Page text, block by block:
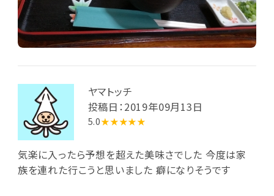
ヤマトッチ
投稿日：2019年09月13日
5.0★★★★★
気楽に入ったら予想を超えた美味さでした 今度は家
族を連れた行こうと思いました 癖になりそうです